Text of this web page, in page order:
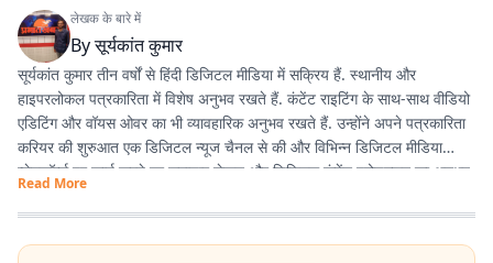
लेखक के बारे में
Byसूर्यकांत कुमार
सूर्यकांत कुमार तीन वर्षों से हिंदी डिजिटल मीडिया में सक्रिय हैं. स्थानीय और
हाइपरलोकल पत्रकारिता में विशेष अनुभव रखते हैं. कंटेंट राइटिंग के साथ-साथ वीडियो
एडिटिंग और वॉयस ओवर का भी व्यावहारिक अनुभव रखते हैं. उन्होंने अपने पत्रकारिता
करियर की शुरुआत एक डिजिटल न्यूज चैनल से की और विभिन्न डिजिटल मीडिया
प्लेटफॉर्म्स पर कार्य करते हुए समाचार लेखन और डिजिटल कंटेंट प्रोडक्शन का अनुभव
हासिल किया है. इसके अलावा खेल और मनोरंजन से जुड़ी खबरों में भी विशेष रुचि रखते
हैं.
Read More